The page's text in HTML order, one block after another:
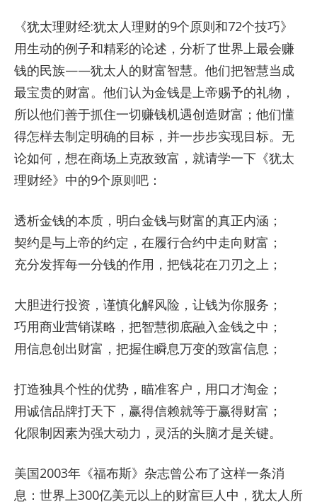
《犹太理财经:犹太人理财的9个原则和72个技巧》
用生动的例子和精彩的论述，分析了世界上最会赚
钱的民族——犹太人的财富智慧。他们把智慧当成
最宝贵的财富。他们认为金钱是上帝赐予的礼物，
所以他们善于抓住一切赚钱机遇创造财富；他们懂
得怎样去制定明确的目标，并一步步实现目标。无
论如何，想在商场上克敌致富，就请学一下《犹太
理财经》中的9个原则吧：
透析金钱的本质，明白金钱与财富的真正内涵；
契约是与上帝的约定，在履行合约中走向财富；
充分发挥每一分钱的作用，把钱花在刀刃之上；
大胆进行投资，谨慎化解风险，让钱为你服务；
巧用商业营销谋略，把智慧彻底融入金钱之中；
用信息创出财富，把握住瞬息万变的致富信息；
打造独具个性的优势，瞄准客户，用口才淘金；
用诚信品牌打天下，赢得信赖就等于赢得财富；
化限制因素为强大动力，灵活的头脑才是关键。
美国2003年《福布斯》杂志曾公布了这样一条消
息：世界上300亿美元以上的财富巨人中，犹太人所